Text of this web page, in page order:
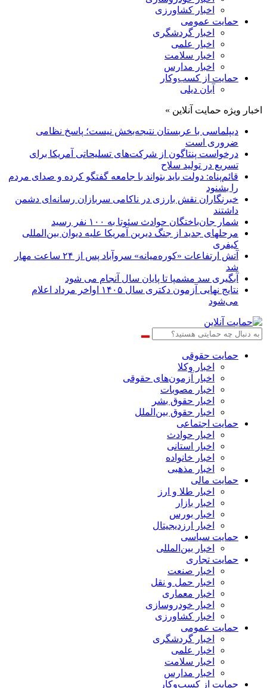
اخبار کشاورزی
حمایت عمومی
اخبار گردشگری
اخبار علمی
اخبار سلامت
اخبار مدارس
حمایت از کسب‌وکار
آبان دیلی
اخبار ویژه حمایت آنلاین »
دیپلماسی با عربستان نتیجه‌بخش نیست؛ پاسخ نظامی
ضروری است
درخواست پنتاگون از شرکت‌های تسلیحاتی آمریکا برای
تسریع در تولید سلاح
قائم‌پناه: دولت باید بتواند با جامعه گفتگو کرده و صدای مردم
را بشنود
خبرنگاران نقش بارزی در ناکامی سربازان رسانه‌ای دشمن
داشتند
شمار جان‌باختگان حوادث سئوتا به ۱۰۰ نفر رسید
مرحله‎ای جدید از جنگ دیرین آمریکا علیه دیوان بین‌المللی
کیفری
آتش ارتفاعات «کوره‌میانه» سروآباد پس از ۲۴ ساعت مهار
شد
آبگیری سد مشمپا تا پایان سال آنجام می شود
نتایج نهایی آزمون دکتری سال ۱۴۰۵ اواخر مرداد اعلام
می‌شود
حمایت حقوقی
اخبار وکلا
اخبار آزمون‌های حقوقی
اخبار مصوبات
اخبار حقوق بشر
اخبار حقوق بین‌الملل
حمایت اجتماعی
اخبار حوادث
اخبار استانی
اخبار خانواده
اخبار مذهبی
حمایت مالی
اخبار طلا و ارز
اخبار بازار
اخبار بورس
اخبار ارزدیجیتال
حمایت سیاسی
اخبار بین‌المللی
حمایت تجاری
اخبار صنعت
اخبار حمل و نقل
اخبار معماری
اخبار خودروسازی
اخبار کشاورزی
حمایت عمومی
اخبار گردشگری
اخبار علمی
اخبار سلامت
اخبار مدارس
حمایت از کسب‌وکار